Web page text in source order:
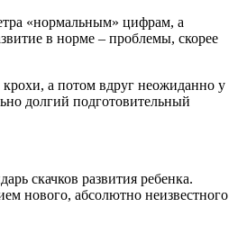
«нормальным» цифрам, а
в норме – проблемы, скорее
крохи, а потом вдруг неожиданно у
долгий подготовительный
скачков развития ребенка.
нового, абсолютно неизвестного